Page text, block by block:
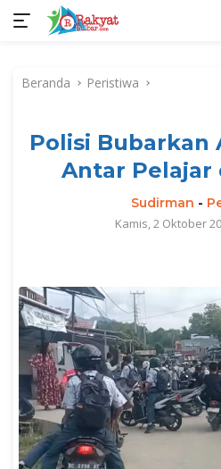
kontenBeranda Peristiwa
Polisi Bubarkan
Antar Pelajar
Sudirman -
Kamis, 2 Oktober